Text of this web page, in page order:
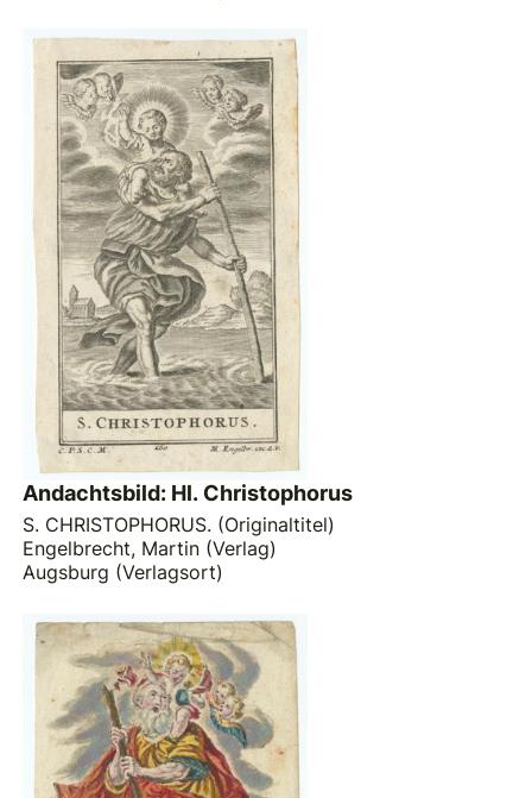
Andachtsbild: Hl. Christophorus
S. CHRISTOPHORUS. (Originaltitel)
Engelbrecht, Martin (Verlag)
Augsburg (Verlagsort)